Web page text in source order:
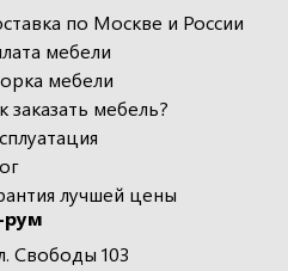
по Москве и России
мебели
мебели
заказать мебель?
лучшей цены
Свободы 103